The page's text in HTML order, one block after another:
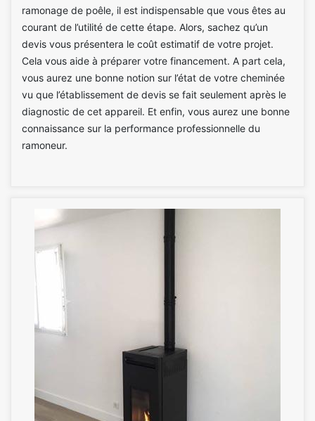
ramonage de poêle, il est indispensable que vous êtes au
courant de l’utilité de cette étape. Alors, sachez qu’un
devis vous présentera le coût estimatif de votre projet.
Cela vous aide à préparer votre financement. A part cela,
vous aurez une bonne notion sur l’état de votre cheminée
vu que l’établissement de devis se fait seulement après le
diagnostic de cet appareil. Et enfin, vous aurez une bonne
connaissance sur la performance professionnelle du
ramoneur.